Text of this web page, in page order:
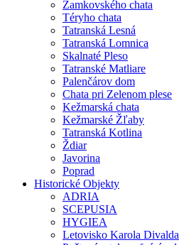
Zamkovského chata
Téryho chata
Tatranská Lesná
Tatranská Lomnica
Skalnaté Pleso
Tatranské Matliare
Palenčárov dom
Chata pri Zelenom plese
Kežmarská chata
Kežmarské Žľaby
Tatranská Kotlina
Ždiar
Javorina
Poprad
Historické Objekty
ADRIA
SCEPUSIA
HYGIEA
Letovisko Karola Divalda